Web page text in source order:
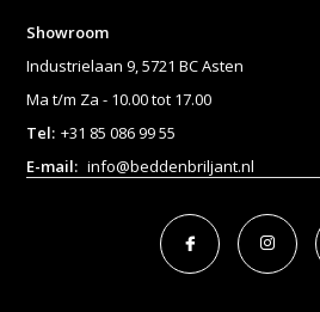
Showroom
Industrielaan 9, 5721 BC Asten
Ma t/m Za - 10.00 tot 17.00
Tel: +31 85 086 99 55
E-mail: info@beddenbriljant.nl